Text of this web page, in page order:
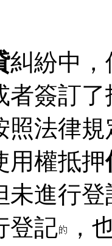
糾紛中
者簽訂
照法律
用權抵押
未進行
登記
，